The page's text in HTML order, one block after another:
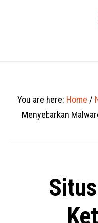
You are here: Home /
Menyebarkan